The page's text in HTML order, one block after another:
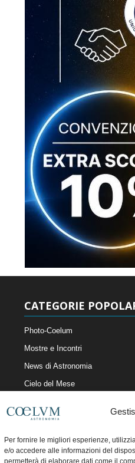
Per fornire le migliori esperienze,
e/o accedere alle informazioni del
permetterà di elaborare dati come il
CATEGORIE
Photo-Coelum
Mostre e Incontri
News di Astronomia
Cielo del Mese
Articoli e Risorse On-Line
Il Blog della Redazione